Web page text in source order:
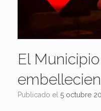
El
Publicado el 5 octubre